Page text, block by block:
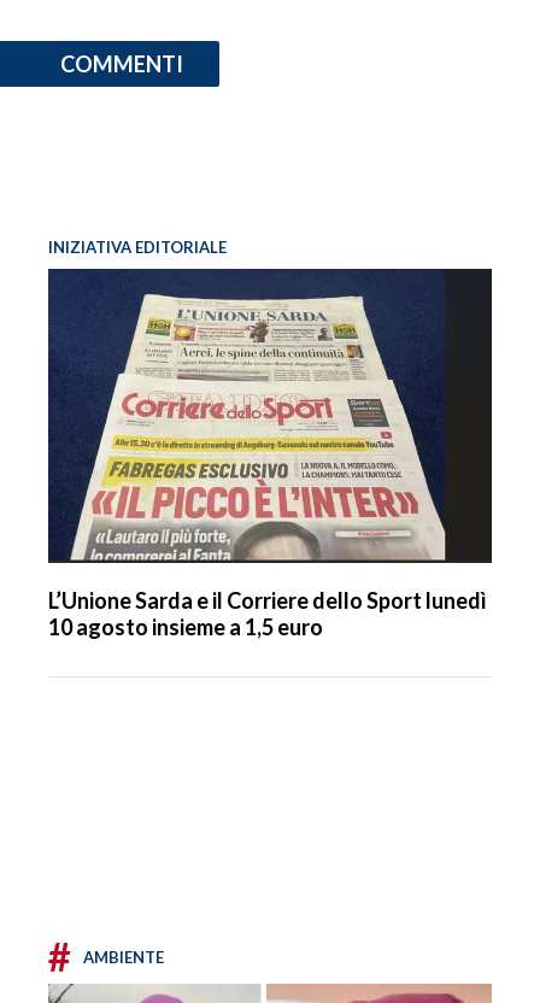
COMMENTI
INIZIATIVA EDITORIALE
L’Unione Sarda e il Corriere dello Sport lunedì
10 agosto insieme a 1,5 euro
# AMBIENTE